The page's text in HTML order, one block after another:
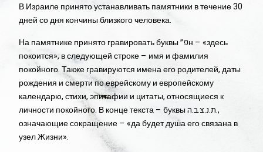
В Израиле принято устанавливать памятники в течение 30
дней со дня кончины близкого человека.
На памятнике принято гравировать буквы פ״н – «здесь
покоится», в следующей строке – имя и фамилия
покойного. Также гравируются имена его родителей, даты
рождения и смерти по еврейскому и европейскому
календарю, стихи, эпитафии и цитаты, относящиеся к
личности покойного. В конце текста – буквы ת.נ.צ.ב.ה.,
означающие сокращение – «да будет душа его связана в
узел Жизни».